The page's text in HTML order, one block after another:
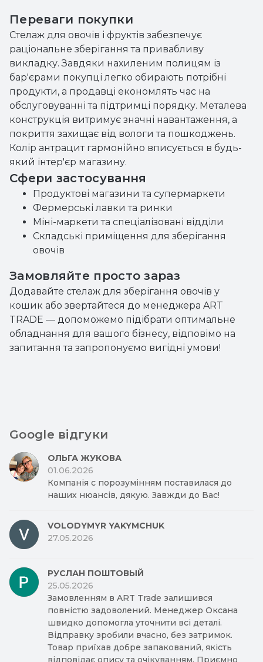
Переваги покупки
Стелаж для овочів і фруктів забезпечує
раціональне зберігання та привабливу
викладку. Завдяки нахиленим полицям із
бар'єрами покупці легко обирають потрібні
продукти, а продавці економлять час на
обслуговуванні та підтримці порядку. Металева
конструкція витримує значні навантаження, а
покриття захищає від вологи та пошкоджень.
Колір антрацит гармонійно вписується в будь-
який інтер'єр магазину.
Сфери застосування
Продуктові магазини та супермаркети
Фермерські лавки та ринки
Міні-маркети та спеціалізовані відділи
Складські приміщення для зберігання
овочів
Замовляйте просто зараз
Додавайте стелаж для зберігання овочів у
кошик або звертайтеся до менеджера ART
TRADE — допоможемо підібрати оптимальне
обладнання для вашого бізнесу, відповімо на
запитання та запропонуємо вигідні умови!
Google відгуки
ОЛЬГА ЖУКОВА
01.06.2026
Компанія с порозумінням поставилася до
наших нюансів, дякую. Завжди до Вас!
VOLODYMYR YAKYMCHUK
27.05.2026
РУСЛАН ПОШТОВЫЙ
25.05.2026
Замовленням в ART Trade залишився
повністю задоволений. Менеджер Оксана
швидко допомогла уточнити всі деталі.
Відправку зробили вчасно, без затримок.
Товар приїхав добре запакований, якість